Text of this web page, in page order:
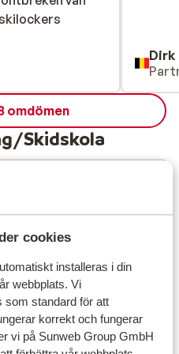
cookies
installeras i din
webbplats. Vi
som standard för att
korrekt och fungerar
vi på Sunweb Group GmbH
Dirk
omdömen
Skidskola
d'Huez Grand